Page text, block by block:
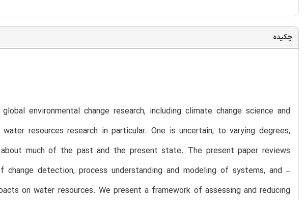
چکیده
environmental change research, including climate change science and
resources research in particular. One is uncertain, to varying degrees,
much of the past and the present state. The present paper reviews
detection, process understanding and modeling of systems, and –
on water resources. We present a framework of assessing and reducing